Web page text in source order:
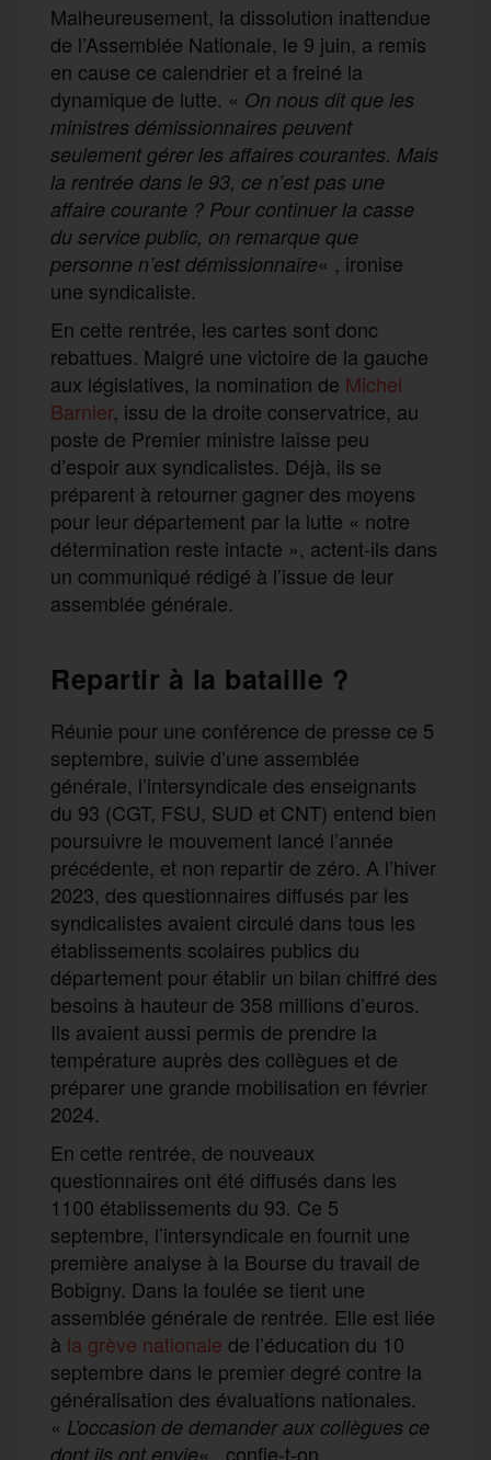
Malheureusement, la dissolution inattendue
de l’Assemblée Nationale, le 9 juin, a remis
en cause ce calendrier et a freiné la
dynamique de lutte. « On nous dit que les
ministres démissionnaires peuvent
seulement gérer les affaires courantes. Mais
la rentrée dans le 93, ce n’est pas une
affaire courante ? Pour continuer la casse
du service public, on remarque que
personne n’est démissionnaire« , ironise
une syndicaliste.
En cette rentrée, les cartes sont donc
rebattues. Malgré une victoire de la gauche
aux législatives, la nomination de Michel
Barnier, issu de la droite conservatrice, au
poste de Premier ministre laisse peu
d’espoir aux syndicalistes. Déjà, ils se
préparent à retourner gagner des moyens
pour leur département par la lutte « notre
détermination reste intacte », actent-ils dans
un communiqué rédigé à l’issue de leur
assemblée générale.
Repartir à la bataille ?
Réunie pour une conférence de presse ce 5
septembre, suivie d’une assemblée
générale, l’intersyndicale des enseignants
du 93 (CGT, FSU, SUD et CNT) entend bien
poursuivre le mouvement lancé l’année
précédente, et non repartir de zéro. A l’hiver
2023, des questionnaires diffusés par les
syndicalistes avaient circulé dans tous les
établissements scolaires publics du
département pour établir un bilan chiffré des
besoins à hauteur de 358 millions d’euros.
Ils avaient aussi permis de prendre la
température auprès des collègues et de
préparer une grande mobilisation en février
2024.
En cette rentrée, de nouveaux
questionnaires ont été diffusés dans les
1100 établissements du 93. Ce 5
septembre, l’intersyndicale en fournit une
première analyse à la Bourse du travail de
Bobigny. Dans la foulée se tient une
assemblée générale de rentrée. Elle est liée
à la grève nationale de l’éducation du 10
septembre dans le premier degré contre la
généralisation des évaluations nationales.
« L’occasion de demander aux collègues ce
dont ils ont envie« , confie-t-on.